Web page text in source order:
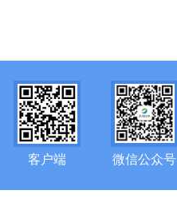
客户端 微信公众号